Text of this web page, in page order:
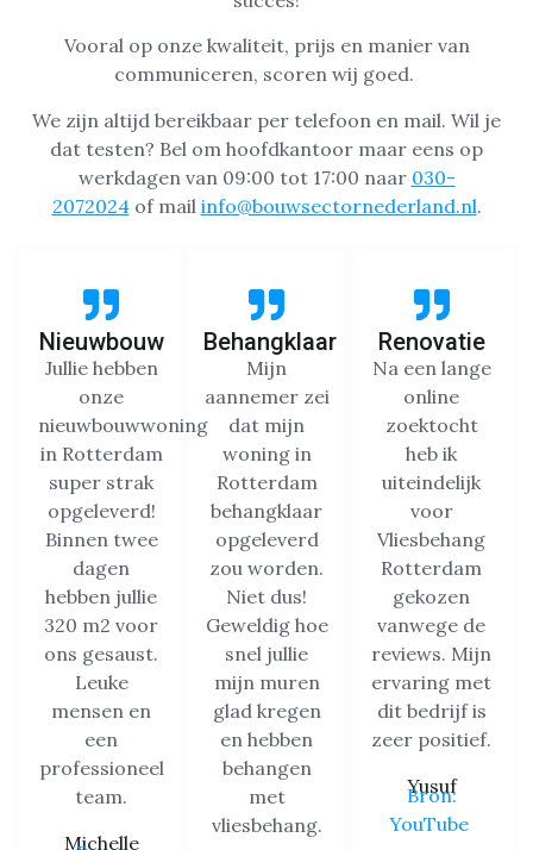
Vooral op onze kwaliteit, prijs en manier van
communiceren, scoren wij goed.
We zijn altijd bereikbaar per telefoon en mail. Wil je
dat testen? Bel om hoofdkantoor maar eens op
werkdagen van 09:00 tot 17:00 naar 030-
2072024of mail info@bouwsectornederland.nl.
Nieuwbouw
Jullie hebben
onze
nieuwbouwwoning
in Rotterdam
super strak
opgeleverd!
Binnen twee
dagen
hebben jullie
320 m2 voor
ons gesaust.
Leuke
mensen en
een
professioneel
team.
Michelle
Behangklaar
Mijn
aannemer zei
dat mijn
woning in
Rotterdam
behangklaar
opgeleverd
zou worden.
Niet dus!
Geweldig hoe
snel jullie
mijn muren
glad kregen
en hebben
behangen
met
vliesbehang.
Renovatie
Na een lange
online
zoektocht
heb ik
uiteindelijk
voor
Vliesbehang
Rotterdam
gekozen
vanwege de
reviews. Mijn
ervaring met
dit bedrijf is
zeer positief.
Yusuf
Bron:
YouTube